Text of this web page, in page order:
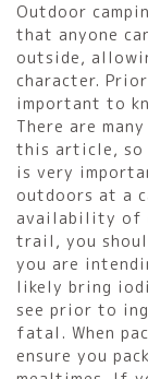
Outdoor
that anyone
outside,
character.
important to
There are
this article, so
is very
outdoors at a
availability of
trail, you
you are
likely bring
see prior to
fatal. When
ensure you